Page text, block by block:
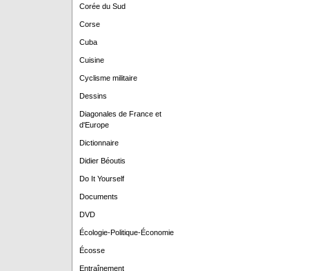
Corée du Sud
Corse
Cuba
Cuisine
Cyclisme militaire
Dessins
Diagonales de France et
d'Europe
Dictionnaire
Didier Béoutis
Do It Yourself
Documents
DVD
Écologie-Politique-Économie
Écosse
Entraînement